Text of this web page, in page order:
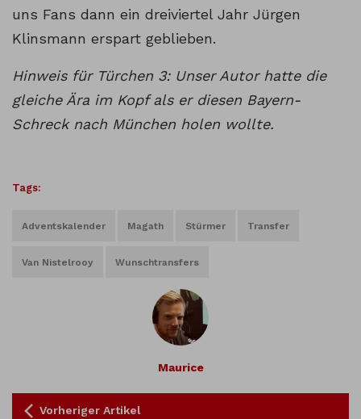
uns Fans dann ein dreiviertel Jahr Jürgen
Klinsmann erspart geblieben.
Hinweis für Türchen 3: Unser Autor hatte die
gleiche Ära im Kopf als er diesen Bayern-
Schreck nach München holen wollte.
Tags:
Adventskalender Magath Stürmer Transfer
Van Nistelrooy Wunschtransfers
Maurice
Vorheriger Artikel